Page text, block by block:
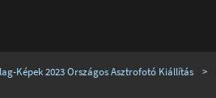
Képek 2023 Országos Asztrofotó Kiállítás >